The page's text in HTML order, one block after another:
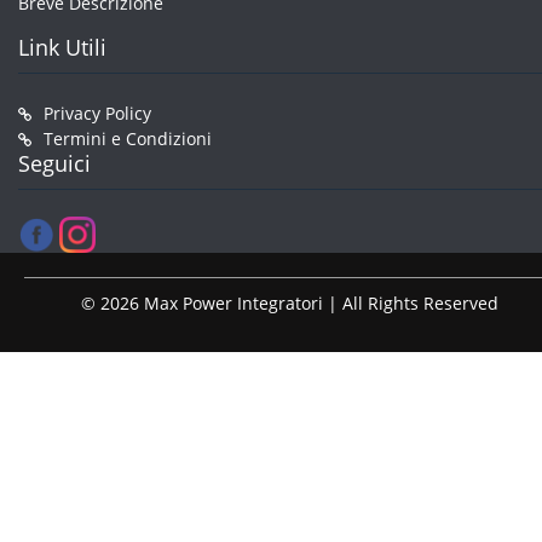
Link Utili
Privacy Policy
Termini e Condizioni
Seguici
© 2026 Max Power Integratori | All Rights Reserved